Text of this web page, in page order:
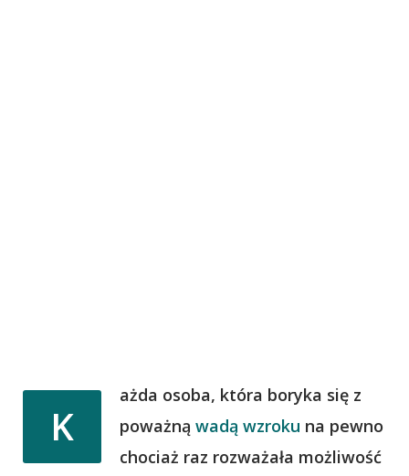
K
ażda osoba, która boryka się z
poważną wadą wzroku na pewno
chociaż raz rozważała możliwość